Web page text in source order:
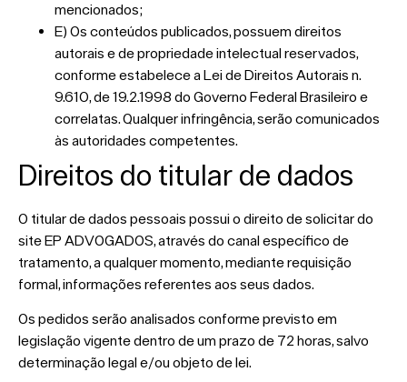
mencionados;
E) Os conteúdos publicados, possuem direitos
autorais e de propriedade intelectual reservados,
conforme estabelece a Lei de Direitos Autorais n.
9.610, de 19.2.1998 do Governo Federal Brasileiro e
correlatas. Qualquer infringência, serão comunicados
às autoridades competentes.
Direitos do titular de dados
O titular de dados pessoais possui o direito de solicitar do
site EP ADVOGADOS, através do canal específico de
tratamento, a qualquer momento, mediante requisição
formal, informações referentes aos seus dados.
Os pedidos serão analisados conforme previsto em
legislação vigente dentro de um prazo de 72 horas, salvo
determinação legal e/ou objeto de lei.